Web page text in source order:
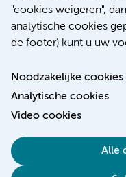
"cookies weigeren",
analytische cookies
de footer) kunt u uw
Noodzakelijke cookies
Analytische cookies
Video cookies
Alle
Educatie Locatie
Toegankelijkheidsverklaring
Algemene privacyverklaring